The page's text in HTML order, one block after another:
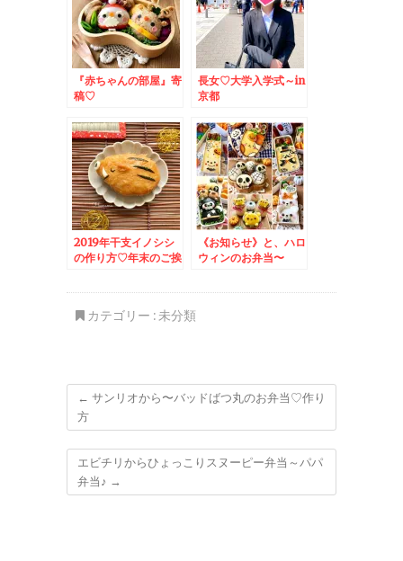
『赤ちゃんの部屋』寄
稿♡
長女♡大学入学式～in
京都
2019年干支イノシシ
の作り方♡年末のご挨
《お知らせ》と、ハロ
ウィンのお弁当〜
カテゴリー :未分類
← サンリオから〜バッドばつ丸のお弁当♡作り
方
エビチリからひょっこりスヌーピー弁当～パパ
弁当♪ →